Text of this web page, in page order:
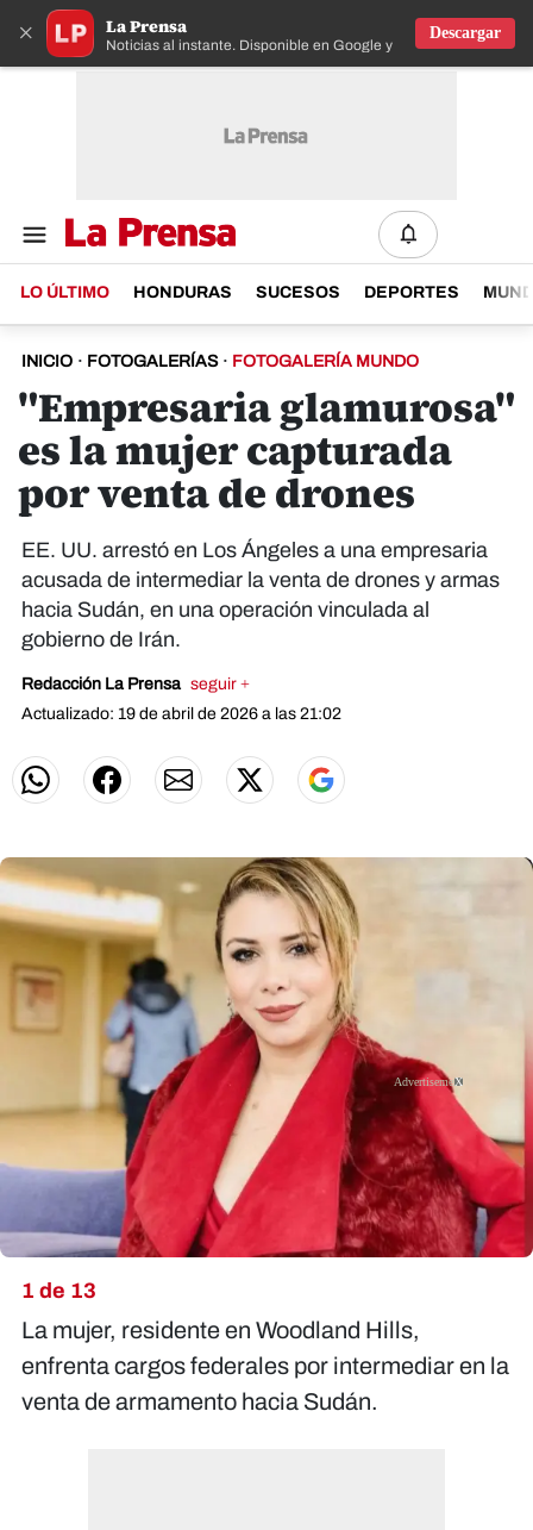
× La Prensa
Noticias al instante. Disponible en Google y IOS
Descargar
LO ÚLTIMO HONDURAS SUCESOS DEPORTES
INICIO · FOTOGALERÍAS · FOTOGALERÍA MUNDO
"Empresaria glamurosa"
es la mujer capturada
por venta de drones
EE. UU. arrestó en Los Ángeles a una empresaria
acusada de intermediar la venta de drones y armas
hacia Sudán, en una operación vinculada al
gobierno de Irán.
Redacción La Prensa seguir +
Actualizado: 19 de abril de 2026 a las 21:02
1 de 13
La mujer, residente en Woodland Hills,
enfrenta cargos federales por intermediar en la
venta de armamento hacia Sudán.
X